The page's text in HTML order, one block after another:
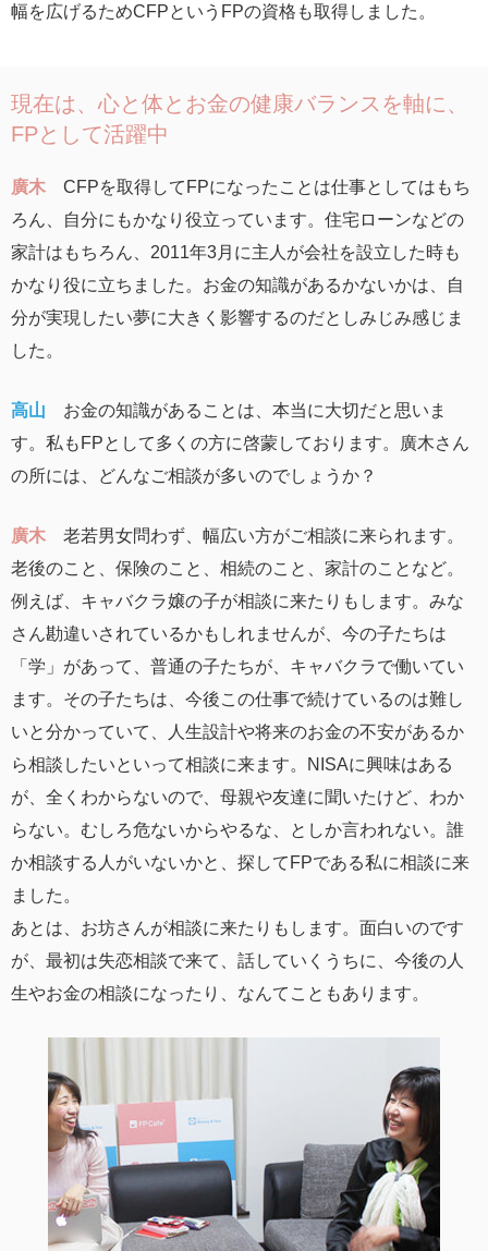
幅を広げるためCFPというFPの資格も取得しました。
現在は、心と体とお金の健康バランスを軸に、
FPとして活躍中
廣木
CFPを取得してFPになったことは仕事としてはもち
ろん、自分にもかなり役立っています。住宅ローンなどの
家計はもちろん、2011年3月に主人が会社を設立した時も
かなり役に立ちました。お金の知識があるかないかは、自
分が実現したい夢に大きく影響するのだとしみじみ感じま
した。
高山
お金の知識があることは、本当に大切だと思いま
す。私もFPとして多くの方に啓蒙しております。廣木さん
の所には、どんなご相談が多いのでしょうか？
廣木
老若男女問わず、幅広い方がご相談に来られます。
老後のこと、保険のこと、相続のこと、家計のことなど。
例えば、キャバクラ嬢の子が相談に来たりもします。みな
さん勘違いされているかもしれませんが、今の子たちは
「学」があって、普通の子たちが、キャバクラで働いてい
ます。その子たちは、今後この仕事で続けているのは難し
いと分かっていて、人生設計や将来のお金の不安があるか
ら相談したいといって相談に来ます。NISAに興味はある
が、全くわからないので、母親や友達に聞いたけど、わか
らない。むしろ危ないからやるな、としか言われない。誰
か相談する人がいないかと、探してFPである私に相談に来
ました。
あとは、お坊さんが相談に来たりもします。面白いのです
が、最初は失恋相談で来て、話していくうちに、今後の人
生やお金の相談になったり、なんてこともあります。